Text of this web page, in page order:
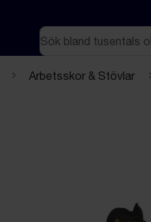
Sök
Arbetsskor & Stövlar